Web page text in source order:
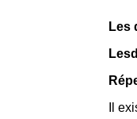
Les
Il